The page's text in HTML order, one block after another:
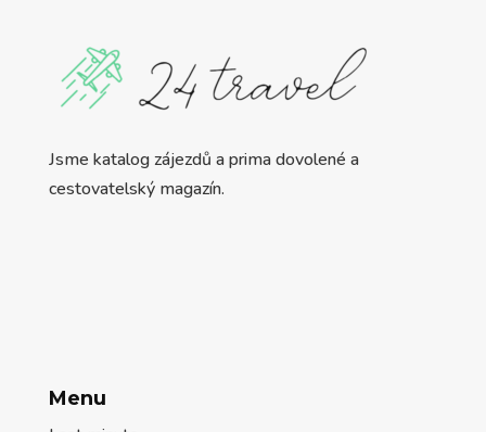
Jsme katalog zájezdů a prima dovolené a
cestovatelský magazín.
Menu